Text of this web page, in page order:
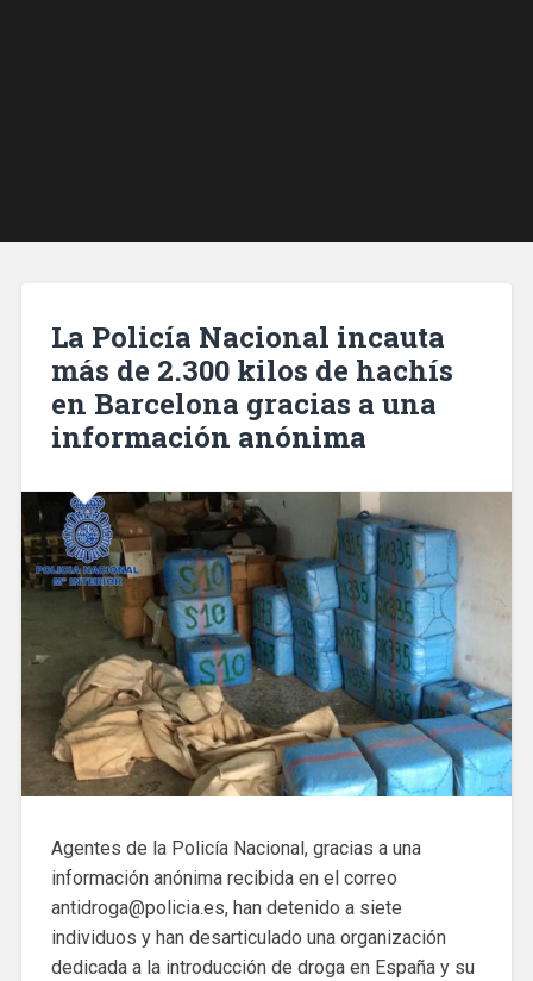
La Policía Nacional incauta
más de 2.300 kilos de hachís
en Barcelona gracias a una
información anónima
Agentes de la Policía Nacional, gracias a una
información anónima recibida en el correo
antidroga@policia.es, han detenido a siete
individuos y han desarticulado una organización
dedicada a la introducción de droga en España y su